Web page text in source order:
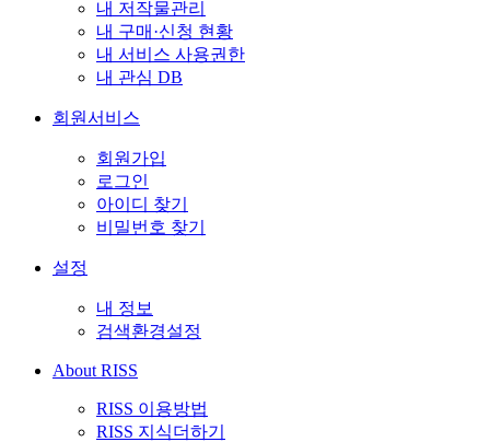
내 저작물관리
내 구매·신청 현황
내 서비스 사용권한
내 관심 DB
회원서비스
회원가입
로그인
아이디 찾기
비밀번호 찾기
설정
내 정보
검색환경설정
About RISS
RISS 이용방법
RISS 지식더하기